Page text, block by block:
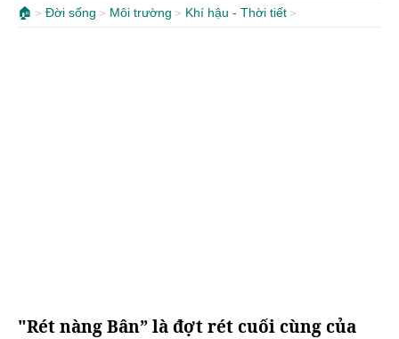
🏠 Đời sống Môi trường Khí hậu - Thời tiết
"Rét nàng Bân” là đợt rét cuối cùng của